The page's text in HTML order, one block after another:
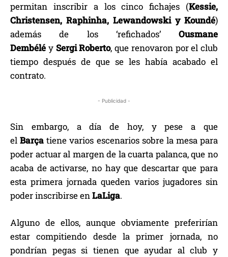
permitan inscribir a los cinco fichajes (Kessie,
Christensen, Raphinha, Lewandowski y Koundé)
además de los ‘refichados’ Ousmane
Dembélé y Sergi Roberto, que renovaron por el club
tiempo después de que se les había acabado el
contrato.
- Publicidad -
Sin embargo, a día de hoy, y pese a que
elBarçatiene varios escenarios sobre la mesa para
poder actuar al margen de la cuarta palanca, que no
acaba de activarse, no hay que descartar que para
esta primera jornada queden varios jugadores sin
poder inscribirse enLaLiga.
Alguno de ellos, aunque obviamente preferirían
estar compitiendo desde la primer jornada, no
pondrían pegas si tienen que ayudar al club y